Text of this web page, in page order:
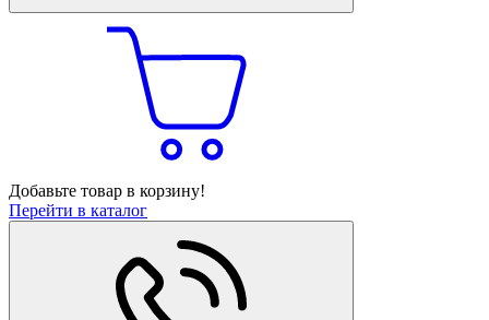
Добавьте товар в корзину!
Перейти в каталог